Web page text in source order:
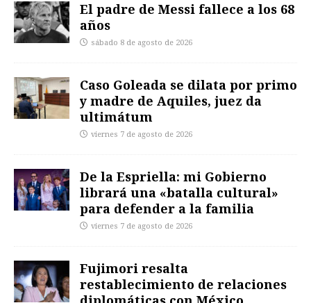
El padre de Messi fallece a los 68
años
sábado 8 de agosto de 2026
Caso Goleada se dilata por primo
y madre de Aquiles, juez da
ultimátum
viernes 7 de agosto de 2026
De la Espriella: mi Gobierno
librará una «batalla cultural»
para defender a la familia
viernes 7 de agosto de 2026
Fujimori resalta
restablecimiento de relaciones